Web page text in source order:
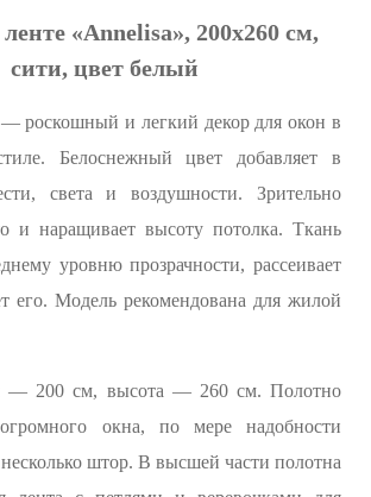
«Annelisa», 200х260 см,
сити, цвет белый
роскошный и легкий декор для окон в
Белоснежный цвет добавляет в
света и воздушности. Зрительно
и наращивает высоту потолка. Ткань
уровню прозрачности, рассеивает
его. Модель рекомендована для жилой
200 см, высота — 260 см. Полотно
окна, по мере надобности
штор. В высшей части полотна